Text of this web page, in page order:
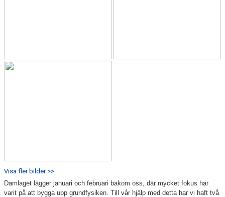
Visa fler bilder >>
Damlaget lägger januari och februari bakom oss, där mycket fokus har
varit på att bygga upp grundfysiken. Till vår hjälp med detta har vi haft två